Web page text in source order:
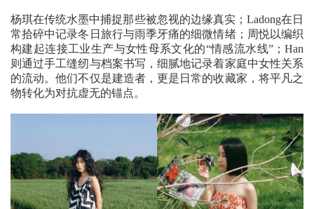
杨琪在传统水墨中捕捉那些被忽视的边缘真实；Ladong在日
常拾碎中记录冬日旅行与雨季牙痛的细微情绪；周悦以编织
构建起连接工业生产与女性母系文化的“情感流水线”；Han
则通过手工缝纫与档案书写，细腻地记录着家庭中女性关系
的流动。他们不仅是建造者，更是日常的收藏家，将平凡之
物转化为对抗虚无的锚点。